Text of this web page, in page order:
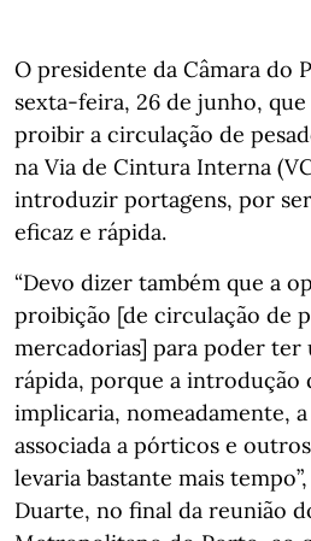
O presidente da Câmara do
sexta-feira, 26 de junho,
proibir a circulação de
na Via de Cintura Interna
introduzir portagens, por
eficaz e rápida.
“Devo dizer também que a
proibição [de circulação de
mercadorias] para poder ter
rápida, porque a introdução
implicaria, nomeadamente,
associada a pórticos e
levaria bastante mais
Duarte, no final da reunião